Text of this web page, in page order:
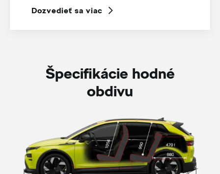
Dozvedieť sa viac
Špecifikácie hodné
obdivu